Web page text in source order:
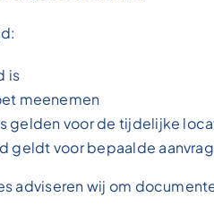
is
meenemen
gelden voor de tijdelijke
geldt voor bepaalde
adviseren wij om